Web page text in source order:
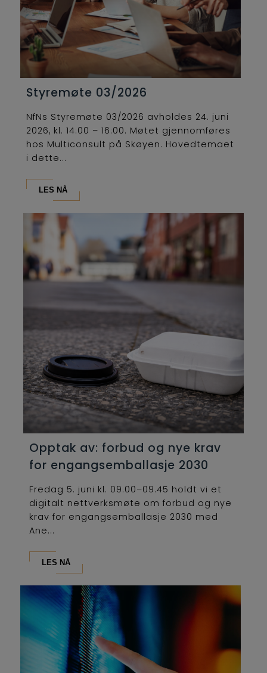
Styremøte 03/2026
NfNs Styremøte 03/2026 avholdes 24. juni
2026, kl. 14:00 – 16:00. Møtet gjennomføres
hos Multiconsult på Skøyen. Hovedtemaet
i dette...
LES NÅ
Opptak av: forbud og nye krav
for engangsemballasje 2030
Fredag 5. juni kl. 09.00–09.45 holdt vi et
digitalt nettverksmøte om forbud og nye
krav for engangsemballasje 2030 med
Ane...
LES NÅ